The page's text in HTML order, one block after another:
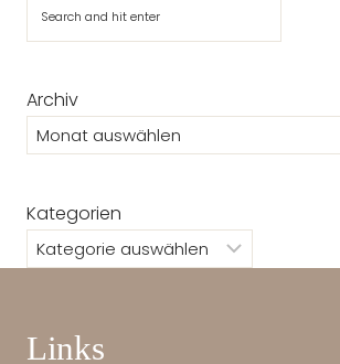
Archiv
Kategorien
Links